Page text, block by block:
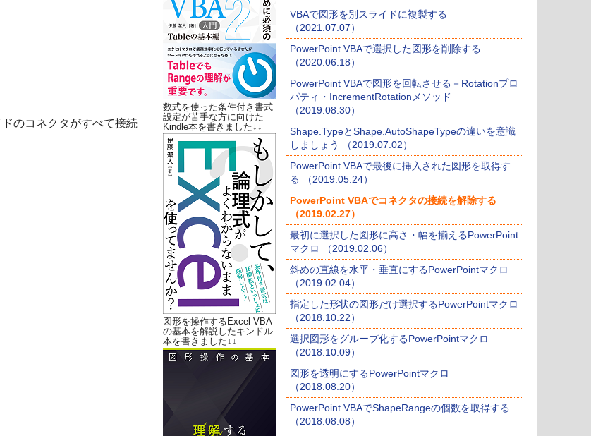
のコネクタがすべて接続
数式を使った条件付き書式
設定が苦手な方に向けた
Kindle本を書きました↓↓
図形を操作するExcel VBA
の基本を解説したキンドル
本を書きました↓↓
VBAで図形を別スライドに複製する
（2021.07.07）
PowerPoint VBAで選択した図形を削除する
（2020.06.18）
PowerPoint VBAで図形を回転させる－Rotationプロ
パティ・IncrementRotationメソッド
（2019.08.30）
Shape.TypeとShape.AutoShapeTypeの違いを意識
しましょう （2019.07.02）
PowerPoint VBAで最後に挿入された図形を取得す
る （2019.05.24）
PowerPoint VBAでコネクタの接続を解除する
（2019.02.27）
最初に選択した図形に高さ・幅を揃えるPowerPoint
マクロ （2019.02.06）
斜めの直線を水平・垂直にするPowerPointマクロ
（2019.02.04）
指定した形状の図形だけ選択するPowerPointマクロ
（2018.10.22）
選択図形をグループ化するPowerPointマクロ
（2018.10.09）
図形を透明にするPowerPointマクロ
（2018.08.20）
PowerPoint VBAでShapeRangeの個数を取得する
（2018.08.08）